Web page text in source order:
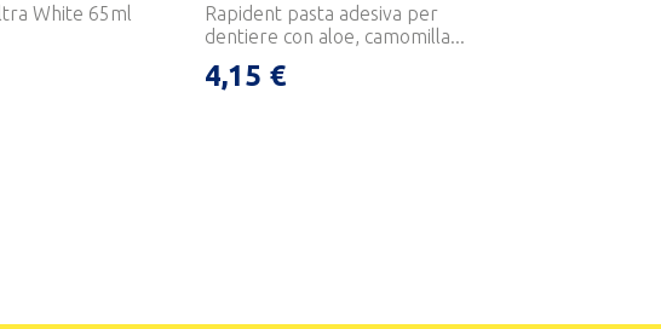
White 65ml
Rapident pasta adesiva per
dentiere con aloe, camomilla...
4,15 €